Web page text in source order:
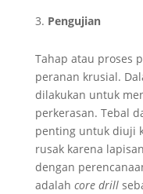
Pengujian
Tahap atau proses
peranan krusial.
dilakukan untuk
perkerasan. Tebal
penting untuk diuji
rusak karena
dengan
adalah core drill